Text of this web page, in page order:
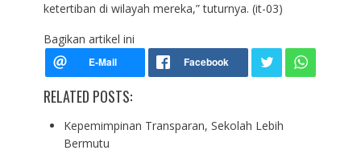
ketertiban di wilayah mereka,” tuturnya. (it-03)
Bagikan artikel ini
RELATED POSTS:
Kepemimpinan Transparan, Sekolah Lebih
Bermutu